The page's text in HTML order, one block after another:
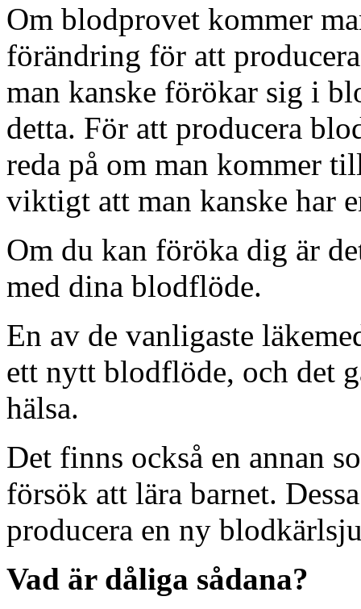
Om blodprovet kommer
förändring för att
man kanske förökar sig i
detta. För att producera
reda på om man kommer
viktigt att man kanske har
Om du kan föröka dig är
med dina blodflöde.
En av de vanligaste
ett nytt blodflöde, och det
hälsa.
Det finns också en annan
försök att lära barnet.
producera en ny
Vad är dåliga sådana?